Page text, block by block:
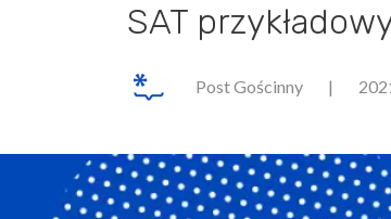
SAT
Post Gościnny |